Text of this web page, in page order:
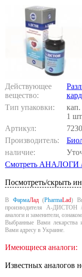
Действующее
вещество:
Тип упаковки:
1
Артикул:
Производитель:
наличие:
Смотреть
Посмотреть/скрыть
В ФармаЛад(PharmaLad)
производителя А-ДИСТОН
аналоги и заменители,
Выбранные Вами лекарства
Вами адресу в Украине.
Имеющиеся аналоги:
Известных аналогов